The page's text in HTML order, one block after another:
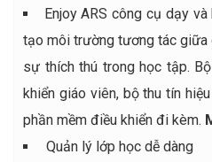
Enjoy ARS công cụ dạy
tạo môi trường tương tác giữa
sự thích thú trong học tập.
khiển giáo viên, bộ thu tín
phần mềm điều khiển đi kèm.
Quản lý lớp học dễ dàng